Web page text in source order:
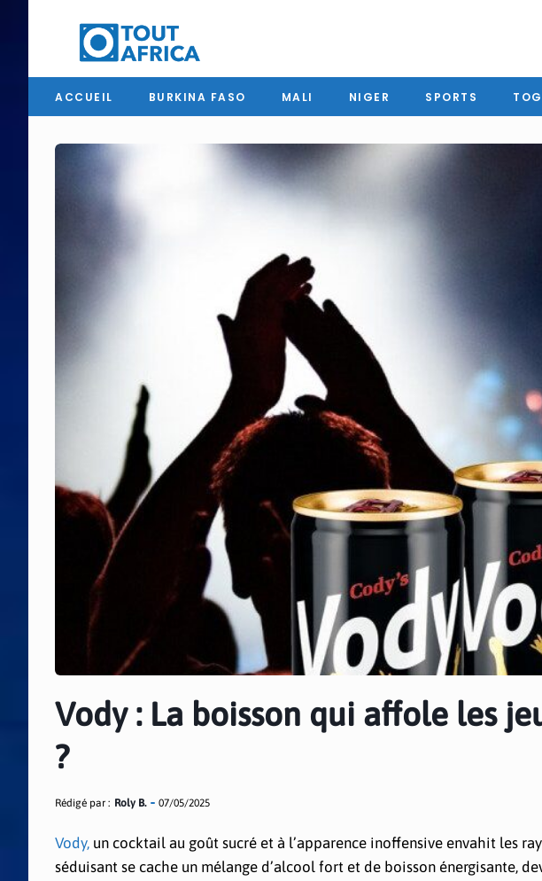
ACCUEIL BURKINA FASO MALI NIGER SPORTS
Vody : La boisson qui affole les
?
Rédigé par : Roly B. 07/05/2025
Vody, un cocktail au goût sucré et à l’apparence inoffensive envahit les
séduisant se cache un mélange d’alcool fort et de boisson énergisante,